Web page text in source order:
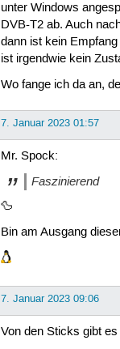
unter Windows
DVB-T2 ab. Auch
dann ist kein
ist irgendwie kein
Wo fange ich da an,
7. Januar 2023 01:57
Mr. Spock:
Faszinierend
🦆
Bin am Ausgang
7. Januar 2023 09:06
Von den Sticks gibt